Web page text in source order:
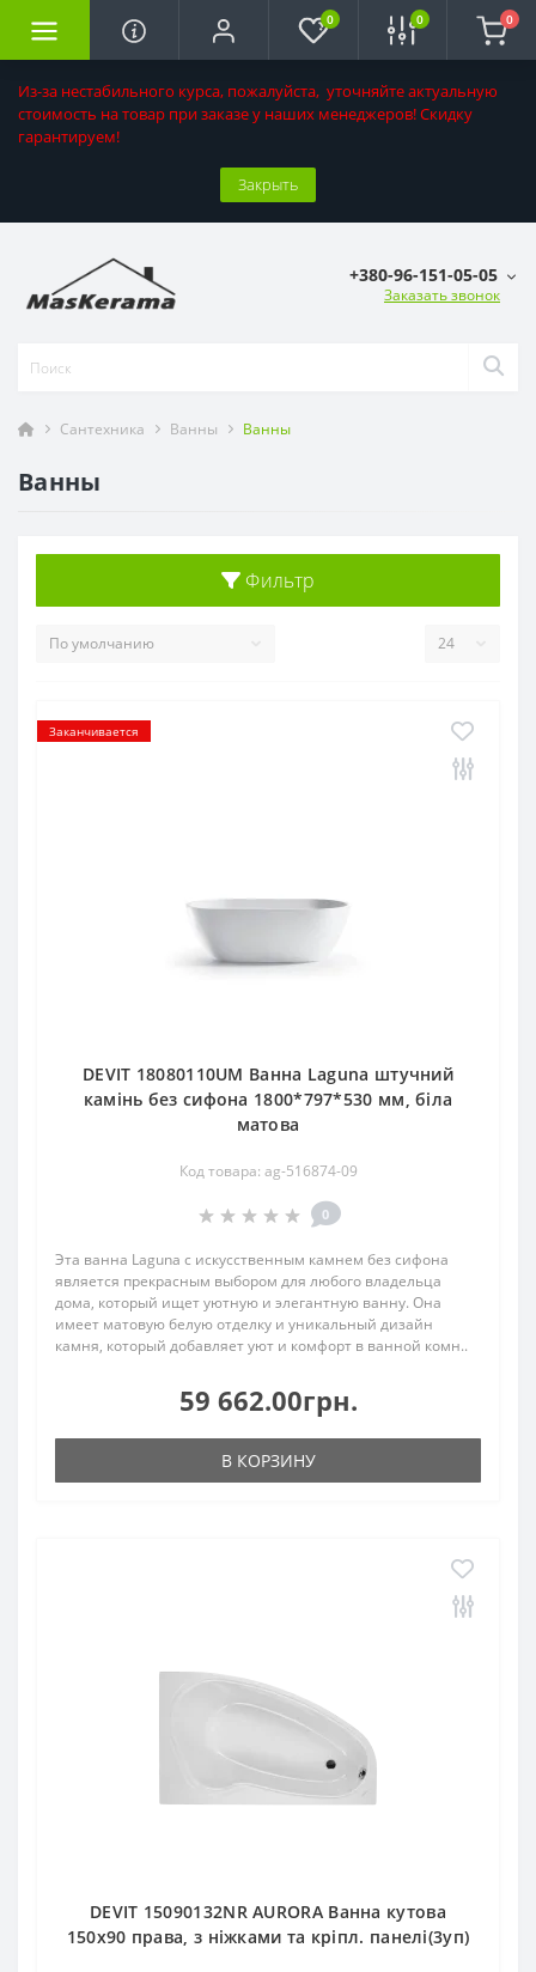
Из-за нестабильного курса, пожалуйста, уточняйте актуальную
стоимость на товар при заказе у наших менеджеров! Скидку
гарантируем!
Закрыть
0 0 0
+380-96-151-05-05
Заказать звонок
Сантехника Ванны Ванны
Ванны
Фильтр
Заканчивается
DEVIT 18080110UM Ванна Laguna штучний
камінь без сифона 1800*797*530 мм, біла
матова
Код товара: ag-516874-09
0
Эта ванна Laguna с искусственным камнем без сифона
является прекрасным выбором для любого владельца
дома, который ищет уютную и элегантную ванну. Она
имеет матовую белую отделку и уникальный дизайн
камня, который добавляет уют и комфорт в ванной комн..
59 662.00грн.
В КОРЗИНУ
DEVIT 15090132NR AURORA Ванна кутова
150х90 права, з ніжками та кріпл. панелі(3уп)